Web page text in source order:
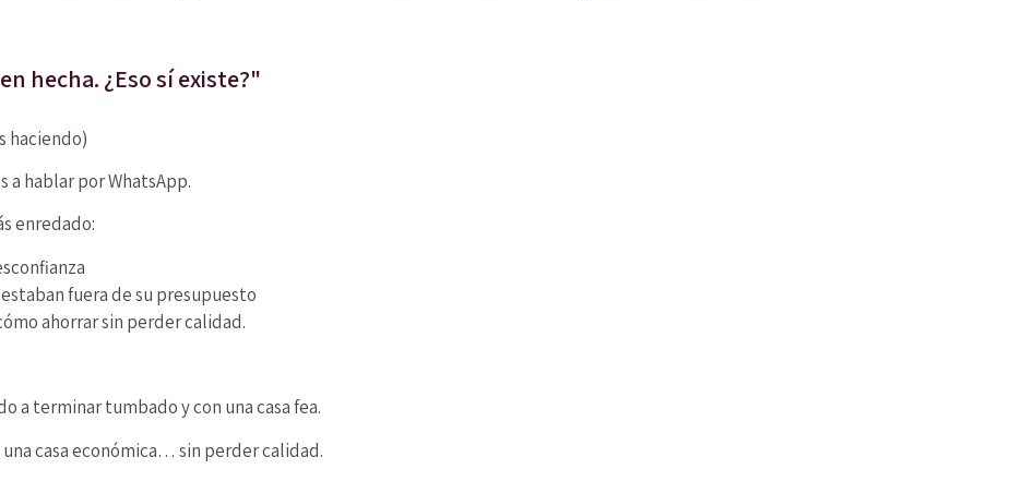
hecha. ¿Eso sí existe?"
haciendo)
a hablar por WhatsApp.
enredado:
fuera de su presupuesto
ahorrar sin perder calidad.
a terminar tumbado y con una casa fea.
casa económica… sin perder calidad.